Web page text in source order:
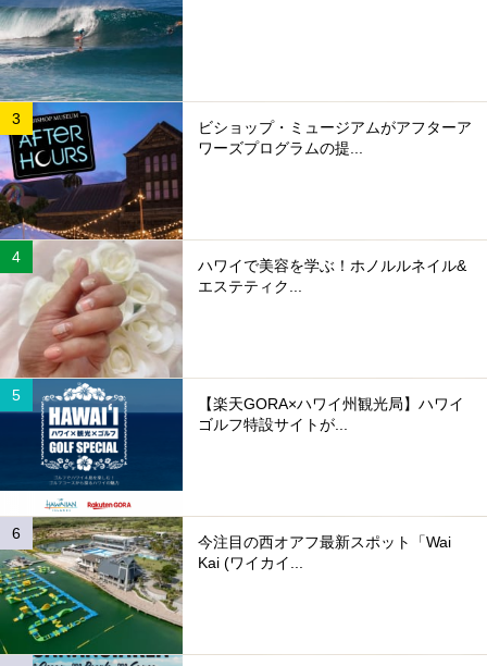
ビショップ・ミュージアムがアフターア
ワーズプログラムの提...
ハワイで美容を学ぶ！ホノルルネイル&
エステティク...
【楽天GORA×ハワイ州観光局】ハワイ
ゴルフ特設サイトが...
今注目の西オアフ最新スポット「Wai
Kai (ワイカイ...